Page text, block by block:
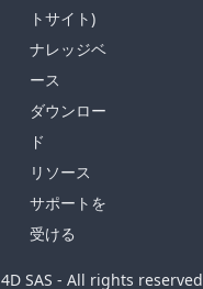
トサイト)
ナレッジベ
ース
ダウンロー
ド
リソース
サポートを
受ける
SAS - All rights reserved